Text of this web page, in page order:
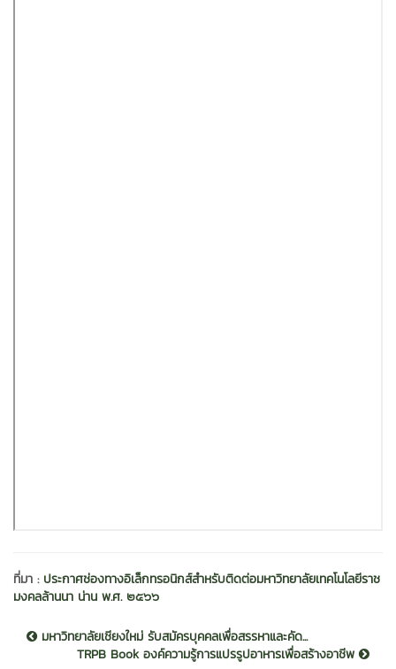
ที่มา : ประกาศช่องทางอิเล็กทรอนิกส์สำหรับติดต่อมหาวิทยาลัยเทคโนโลยีราช
มงคลล้านนา น่าน พ.ศ. ๒๕๖๖
มหาวิทยาลัยเชียงใหม่ รับสมัครบุคคลเพื่อสรรหาและคัด...
TRPB Book องค์ความรู้การแปรรูปอาหารเพื่อสร้างอาชีพ